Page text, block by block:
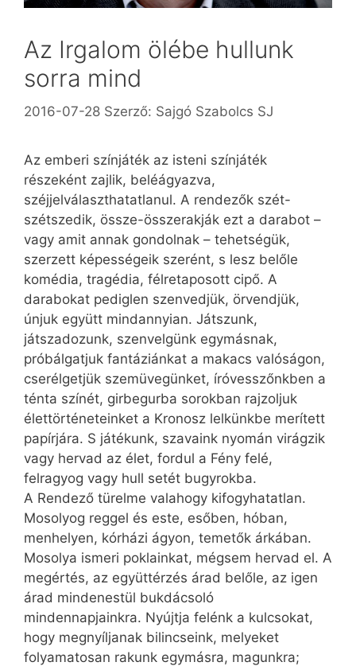
Az Irgalom ölébe hullunk
sorra mind
2016-07-28 Szerző: Sajgó Szabolcs SJ
Az emberi színjáték az isteni színjáték
részeként zajlik, beléágyazva,
széjjelválaszthatatlanul. A rendezők szét-
szétszedik, össze-összerakják ezt a darabot –
vagy amit annak gondolnak – tehetségük,
szerzett képességeik sze­rént, s lesz belőle
komédia, tragédia, félretaposott cipő. A
darabokat pediglen szenvedjük, örvendjük,
únjuk együtt mindannyian. Játszunk,
játszadozunk, szenvelgünk egymásnak,
próbálgatjuk fantáziánkat a makacs valóságon,
cserélgetjük szemüvegünket, íróvesszőnkben a
ténta színét, girbegurba sorokban rajzoljuk
élettörténeteinket a Kronosz lelkünkbe merített
papírjára. S játékunk, szavaink nyomán virágzik
vagy hervad az élet, fordul a Fény felé,
felragyog vagy hull setét bugy­rokba.
A Rendező türelme valahogy kifogyhatatlan.
Mosolyog reggel és este, esőben, hóban,
menhelyen, kórházi ágyon, temetők árkában.
Mosolya ismeri poklainkat, mégsem hervad el. A
megértés, az együttérzés árad belőle, az igen
árad mindenestül bukdácsoló
mindennapjainkra. Nyújtja felénk a kulcsokat,
hogy megnyíljanak bilincseink, melyeket
folyamatosan rakunk egymásra, magunkra;